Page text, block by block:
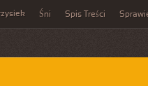
Śni Spis Treści